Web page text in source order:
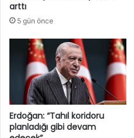
arttı
5 gün önce
Erdoğan: “Tahıl koridoru
planladığı gibi devam